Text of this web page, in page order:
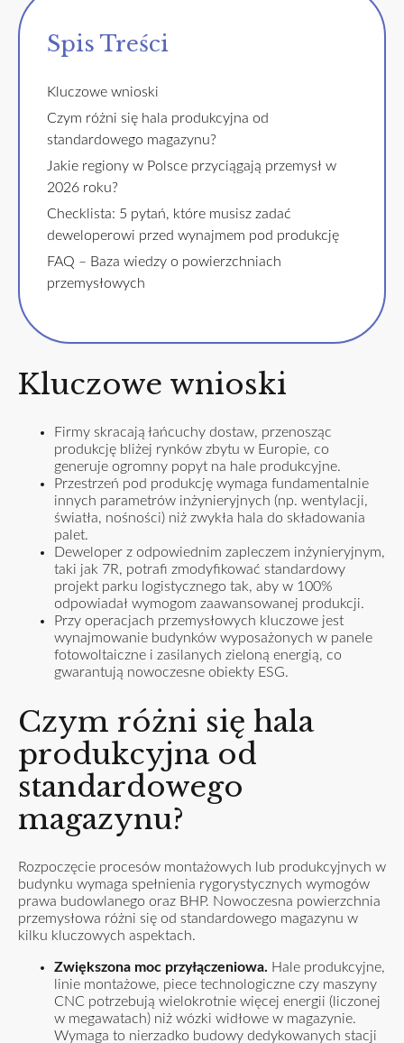
Spis Treści
Kluczowe wnioski
Czym różni się hala produkcyjna od
standardowego magazynu?
Jakie regiony w Polsce przyciągają przemysł w
2026 roku?
Checklista: 5 pytań, które musisz zadać
deweloperowi przed wynajmem pod produkcję
FAQ – Baza wiedzy o powierzchniach
przemysłowych
Kluczowe wnioski
Firmy skracają łańcuchy dostaw, przenosząc
produkcję bliżej rynków zbytu w Europie, co
generuje ogromny popyt na hale produkcyjne.
Przestrzeń pod produkcję wymaga fundamentalnie
innych parametrów inżynieryjnych (np. wentylacji,
światła, nośności) niż zwykła hala do składowania
palet.
Deweloper z odpowiednim zapleczem inżynieryjnym,
taki jak 7R, potrafi zmodyfikować standardowy
projekt parku logistycznego tak, aby w 100%
odpowiadał wymogom zaawansowanej produkcji.
Przy operacjach przemysłowych kluczowe jest
wynajmowanie budynków wyposażonych w panele
fotowoltaiczne i zasilanych zieloną energią, co
gwarantują nowoczesne obiekty ESG.
Czym różni się hala
produkcyjna od
standardowego
magazynu?
Rozpoczęcie procesów montażowych lub produkcyjnych w
budynku wymaga spełnienia rygorystycznych wymogów
prawa budowlanego oraz BHP. Nowoczesna powierzchnia
przemysłowa różni się od standardowego magazynu w
kilku kluczowych aspektach.
Zwiększona moc przyłączeniowa. Hale produkcyjne,
linie montażowe, piece technologiczne czy maszyny
CNC potrzebują wielokrotnie więcej energii (liczonej
w megawatach) niż wózki widłowe w magazynie.
Wymaga to nierzadko budowy dedykowanych stacji